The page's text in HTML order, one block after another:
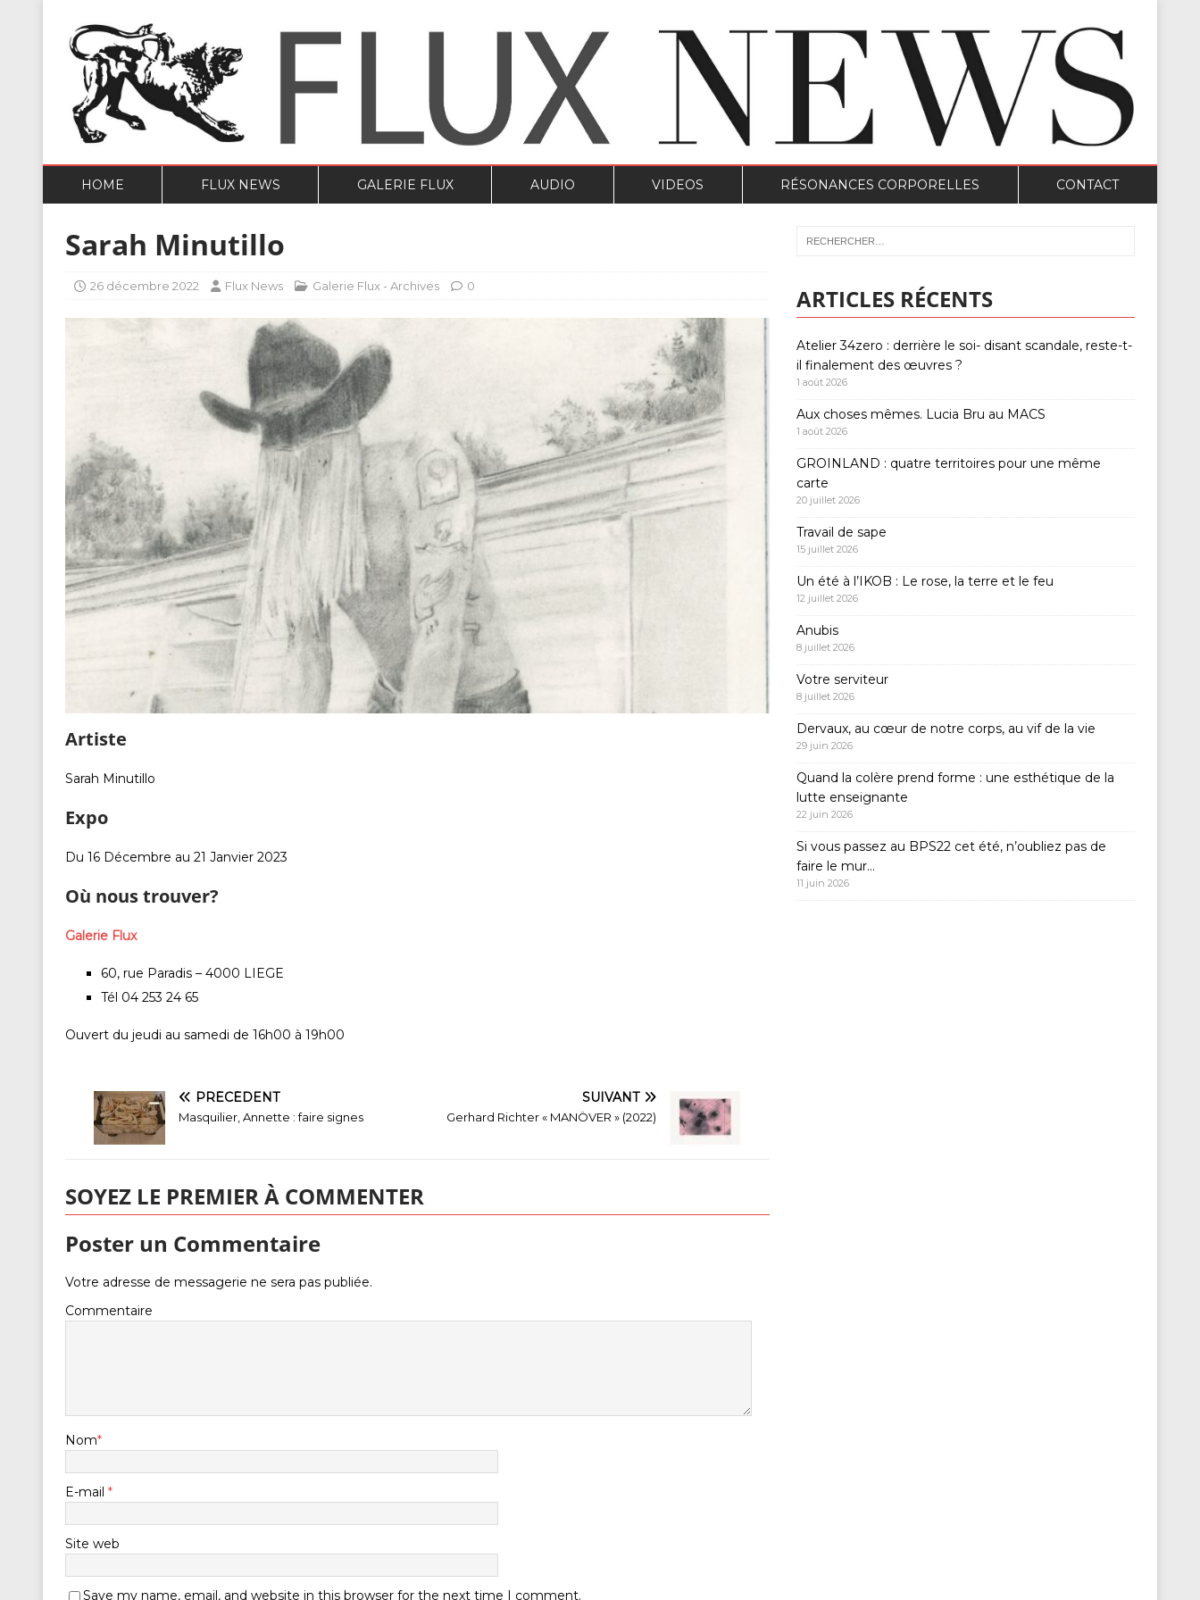
HOME FLUX NEWS GALERIE FLUX AUDIO VIDEOS RÉSONANCES CORPORELLES CONTACT
Sarah Minutillo
26 décembre 2022 Flux News Galerie Flux - Archives 0
Artiste
Sarah Minutillo
Expo
Du 16 Décembre au 21 Janvier 2023
Où nous trouver?
Galerie Flux
60, rue Paradis – 4000 LIEGE
Tél 04 253 24 65
Ouvert du jeudi au samedi de 16h00 à 19h00
PRÉCÉDENT
Masquilier, Annette : faire signes
SUIVANT
Gerhard Richter « MANÖVER » (2022)
SOYEZ LE PREMIER À COMMENTER
Poster un Commentaire
Votre adresse de messagerie ne sera pas publiée.
Commentaire
Nom*
E-mail *
Site web
Save my name, email, and website in this browser for the next time I comment.
ARTICLES RÉCENTS
Atelier 34zero : derrière le soi- disant scandale, reste-t-
il finalement des œuvres ?
1 août 2026
Aux choses mêmes. Lucia Bru au MACS
1 août 2026
GROINLAND : quatre territoires pour une même
carte
20 juillet 2026
Travail de sape
15 juillet 2026
Un été à l’IKOB : Le rose, la terre et le feu
12 juillet 2026
Anubis
8 juillet 2026
Votre serviteur
8 juillet 2026
Dervaux, au cœur de notre corps, au vif de la vie
29 juin 2026
Quand la colère prend forme : une esthétique de la
lutte enseignante
22 juin 2026
Si vous passez au BPS22 cet été, n’oubliez pas de
faire le mur…
11 juin 2026